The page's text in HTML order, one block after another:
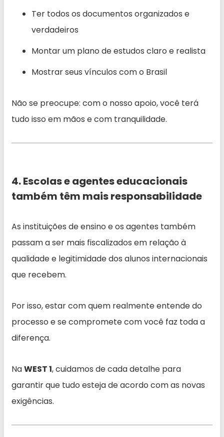
Ter todos os documentos organizados e
verdadeiros
Montar um plano de estudos claro e realista
Mostrar seus vínculos com o Brasil
Não se preocupe: com o nosso apoio, você terá
tudo isso em mãos e com tranquilidade.
4. Escolas e agentes educacionais
também têm mais responsabilidade
As instituições de ensino e os agentes também
passam a ser mais fiscalizados em relação à
qualidade e legitimidade dos alunos internacionais
que recebem.
Por isso, estar com quem realmente entende do
processo e se compromete com você faz toda a
diferença.
NaWEST 1, cuidamos de cada detalhe para
garantir que tudo esteja de acordo com as novas
exigências.